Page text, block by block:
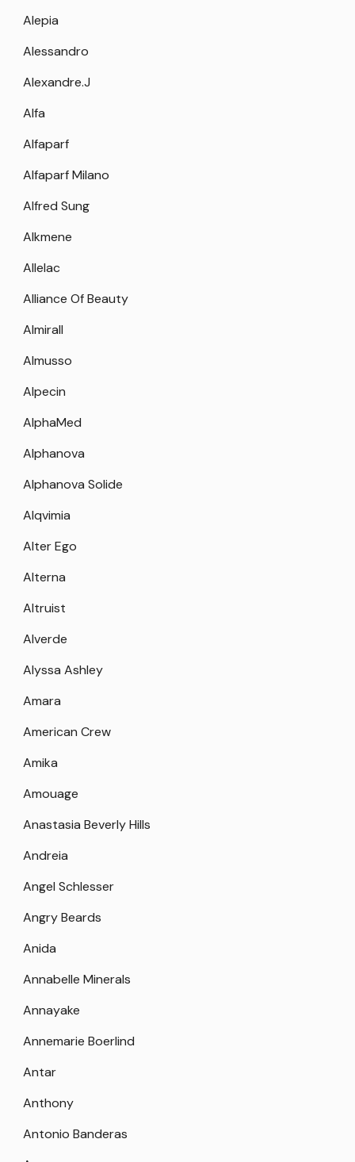
Alepia
Alessandro
Alexandre.J
Alfa
Alfaparf
Alfaparf Milano
Alfred Sung
Alkmene
Allelac
Alliance Of Beauty
Almirall
Almusso
Alpecin
AlphaMed
Alphanova
Alphanova Solide
Alqvimia
Alter Ego
Alterna
Altruist
Alverde
Alyssa Ashley
Amara
American Crew
Amika
Amouage
Anastasia Beverly Hills
Andreia
Angel Schlesser
Angry Beards
Anida
Annabelle Minerals
Annayake
Annemarie Boerlind
Antar
Anthony
Antonio Banderas